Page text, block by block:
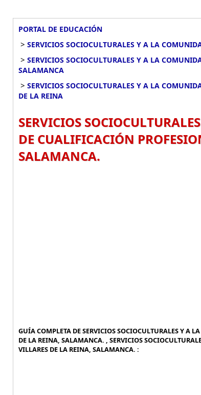
PORTAL DE EDUCACIÓN
> SERVICIOS SOCIOCULTURALES Y A LA
> SERVICIOS SOCIOCULTURALES Y A LA
SALAMANCA
> SERVICIOS SOCIOCULTURALES Y A LA
DE LA REINA
SERVICIOS
DE CUALIFICACIÓN
SALAMANCA.
GUÍA COMPLETA DE SERVICIOS SOCIOCULTURALES Y A
DE LA REINA, SALAMANCA. , SERVICIOS
VILLARES DE LA REINA, SALAMANCA. :